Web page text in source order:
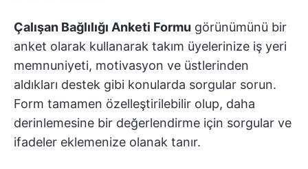
Çalışan Bağlılığı Anketi Formu görünümünü bir
anket olarak kullanarak takım üyelerinize iş yeri
memnuniyeti, motivasyon ve üstlerinden
aldıkları destek gibi konularda sorgular sorun.
Form tamamen özelleştirilebilir olup, daha
derinlemesine bir değerlendirme için sorgular ve
ifadeler eklemenize olanak tanır.